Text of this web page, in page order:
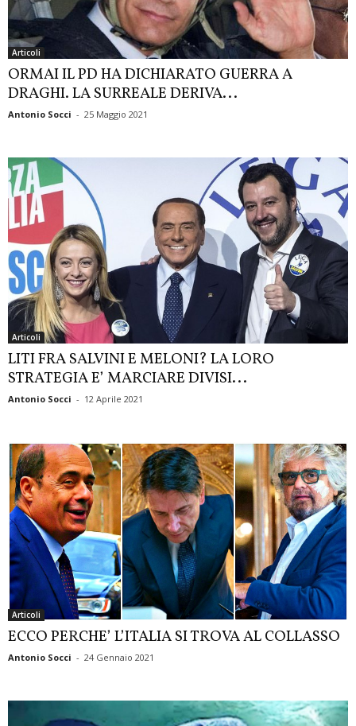
Articoli
ORMAI IL PD HA DICHIARATO GUERRA A
DRAGHI. LA SURREALE DERIVA...
Antonio Socci - 25 Maggio 2021
Articoli
LITI FRA SALVINI E MELONI? LA LORO
STRATEGIA E’ MARCIARE DIVISI...
Antonio Socci - 12 Aprile 2021
Articoli
ECCO PERCHE’ L’ITALIA SI TROVA AL COLLASSO
Antonio Socci - 24 Gennaio 2021